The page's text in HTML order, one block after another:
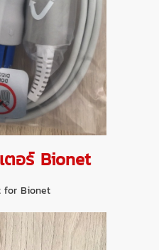
ตอร์ Bionet
for Bionet